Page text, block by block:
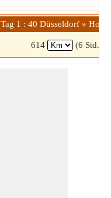
Tag 1 : 40 Düsseldorf »
614 (6 Std.